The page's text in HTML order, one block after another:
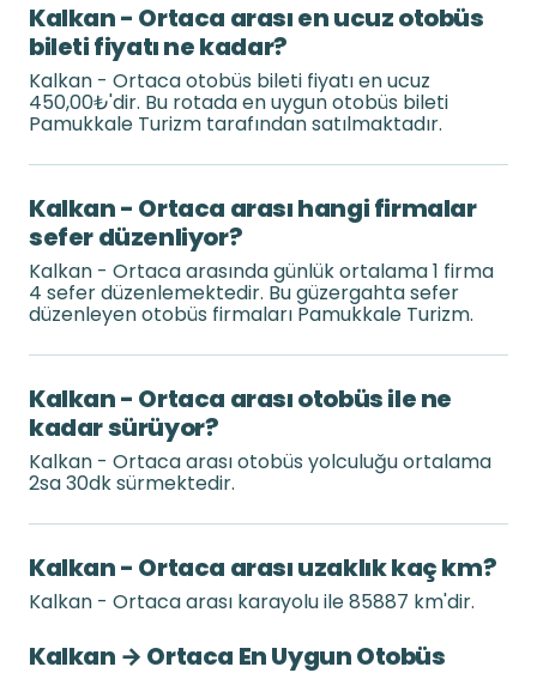
Kalkan - Ortaca arası en ucuz otobüs
bileti fiyatı ne kadar?
Kalkan - Ortaca otobüs bileti fiyatı en ucuz
450,00₺'dir. Bu rotada en uygun otobüs bileti
Pamukkale Turizm tarafından satılmaktadır.
Kalkan - Ortaca arası hangi firmalar
sefer düzenliyor?
Kalkan - Ortaca arasında günlük ortalama 1 firma
4 sefer düzenlemektedir. Bu güzergahta sefer
düzenleyen otobüs firmaları Pamukkale Turizm.
Kalkan - Ortaca arası otobüs ile ne
kadar sürüyor?
Kalkan - Ortaca arası otobüs yolculuğu ortalama
2sa 30dk sürmektedir.
Kalkan - Ortaca arası uzaklık kaç km?
Kalkan - Ortaca arası karayolu ile 85887 km'dir.
Kalkan → Ortaca En Uygun Otobüs